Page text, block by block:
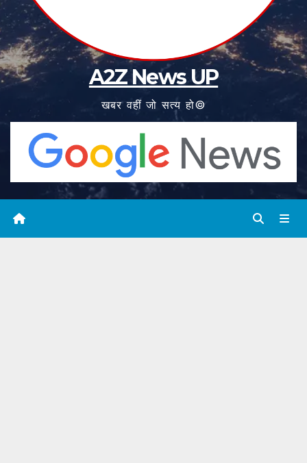
A2Z News UP
खबर वहीं जो सत्य हो©